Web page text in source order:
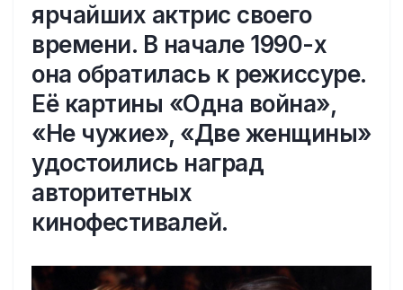
ярчайших актрис своего
времени. В начале 1990-х
она обратилась к режиссуре.
Её картины «Одна война»,
«Не чужие», «Две женщины»
удостоились наград
авторитетных
кинофестивалей.